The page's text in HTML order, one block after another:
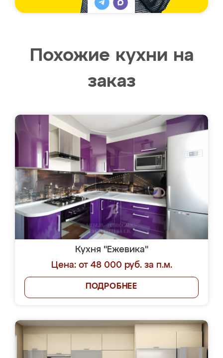
Похожие кухни на
заказ
Кухня "Ежевика"
Цена: от 48 000 руб. за п.м.
ПОДРОБНЕЕ